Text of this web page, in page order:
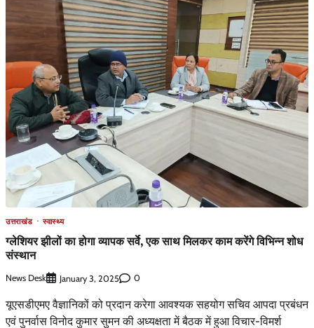
उत्तराखंड स्वास्थ्य
ग्लेशियर झीलों का होगा व्यापक सर्वे, एक साथ मिलकर काम करेंगे विभिन्न शोध
संस्थान
News Desk January 3, 2025 0
यूएसडीएमए वैज्ञानिकों को प्रदान करेगा आवश्यक सहयोग सचिव आपदा प्रबंधन
एवं पुनर्वास विनोद कुमार सुमन की अध्यक्षता में बैठक में हुआ विचार-विमर्श